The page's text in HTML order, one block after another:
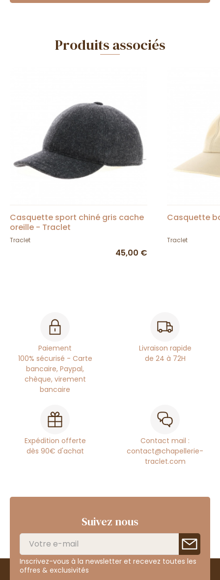
Produits associés
Casquette sport chiné gris cache
oreille - Traclet
Traclet
45,00 €
Casquette
Traclet
Paiement
100% sécurisé - Carte
bancaire, Paypal,
chèque, virement
bancaire
Livraison rapide
de 24 à 72H
Expédition offerte
dès 90€ d'achat
Contact mail :
contact@chapellerie-
traclet.com
Suivez nous
Inscrivez-vous à la newsletter et recevez toutes les
offres & exclusivités